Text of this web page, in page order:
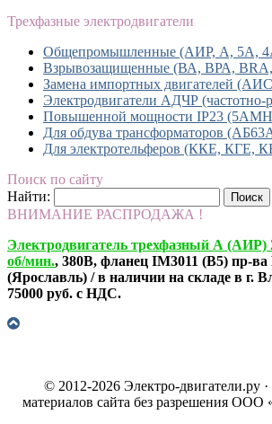
Трехфазные электродвигатели
Общепромышленные (АИР, А, 5А,
Взрывозащищенные (ВА, ВРА,
Замена импортных двигателей
Электродвигатели АДЧР (частотно-
Повышенной мощности IP23
Для обдува трансформаторов
Для электротельферов (ККЕ, КГЕ,
Поиск по сайту
Найти:
ВНИМАНИЕ РАСПРОДАЖА !
Электродвигатель трехфазный А (АИР)
об/мин., 380В, фланец IM3011 (B5) пр-
(Ярославль) / в наличии на складе в г.
75000 руб. с НДС.
© 2012-2026 Электро-двигатели.ру
материалов сайта без разрешения